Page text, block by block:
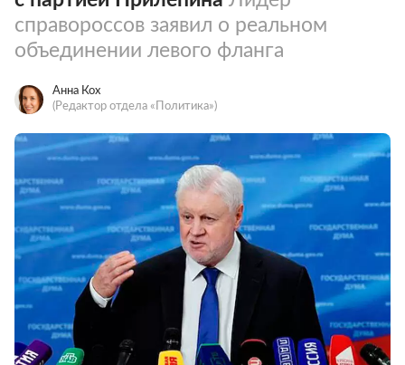
справороссов заявил о реальном
объединении левого фланга
Анна Кох
(Редактор отдела «Политика»)